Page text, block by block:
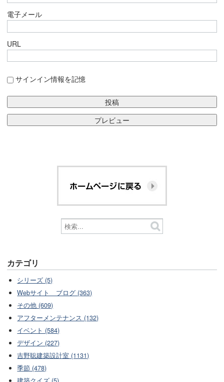
電子メール
URL
サインイン情報を記憶
カテゴリ
シリーズ (5)
Webサイト ブログ (363)
その他 (609)
アフターメンテナンス (132)
イベント (584)
デザイン (227)
吉野聡建築設計室 (1131)
季節 (478)